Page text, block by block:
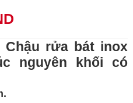
Chậu rửa bát inox
nguyên khối có